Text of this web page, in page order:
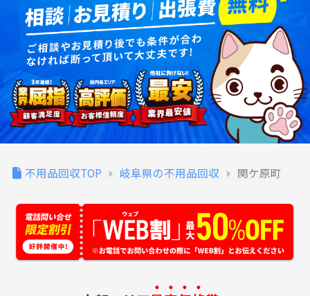
不用品回収TOP 岐阜県の不用品回収 関ケ原町